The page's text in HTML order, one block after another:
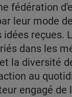
fédération
leur mode
reçues.
dans les
la diversité
au
engagé